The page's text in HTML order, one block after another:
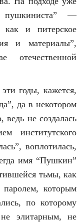
пушкиниста” —
как и питерское
и материалы”,
отечественной
годы, кажется,
да в некотором
не создалась
институтского
воплотилась,
имя “Пушкин”
тьмы, как
которым
по которому
элитарным, не